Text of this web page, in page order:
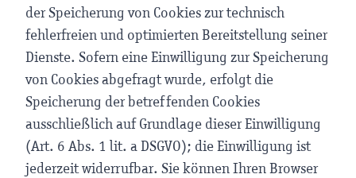
der Speicherung von Cookies zur technisch
fehlerfreien und optimierten Bereitstellung seiner
Dienste. Sofern eine Einwilligung zur Speicherung
von Cookies abgefragt wurde, erfolgt die
Speicherung der betreffenden Cookies
ausschließlich auf Grundlage dieser Einwilligung
(Art. 6 Abs. 1 lit. a DSGVO); die Einwilligung ist
jederzeit widerrufbar. Sie können Ihren Browser